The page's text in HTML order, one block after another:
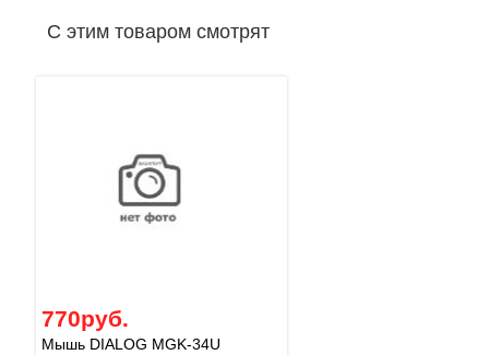
С этим товаром смотрят
770руб.
Мышь DIALOG MGK-34U